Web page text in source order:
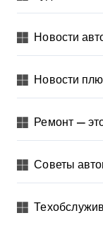
Новости
Новости
Ремонт —
Советы